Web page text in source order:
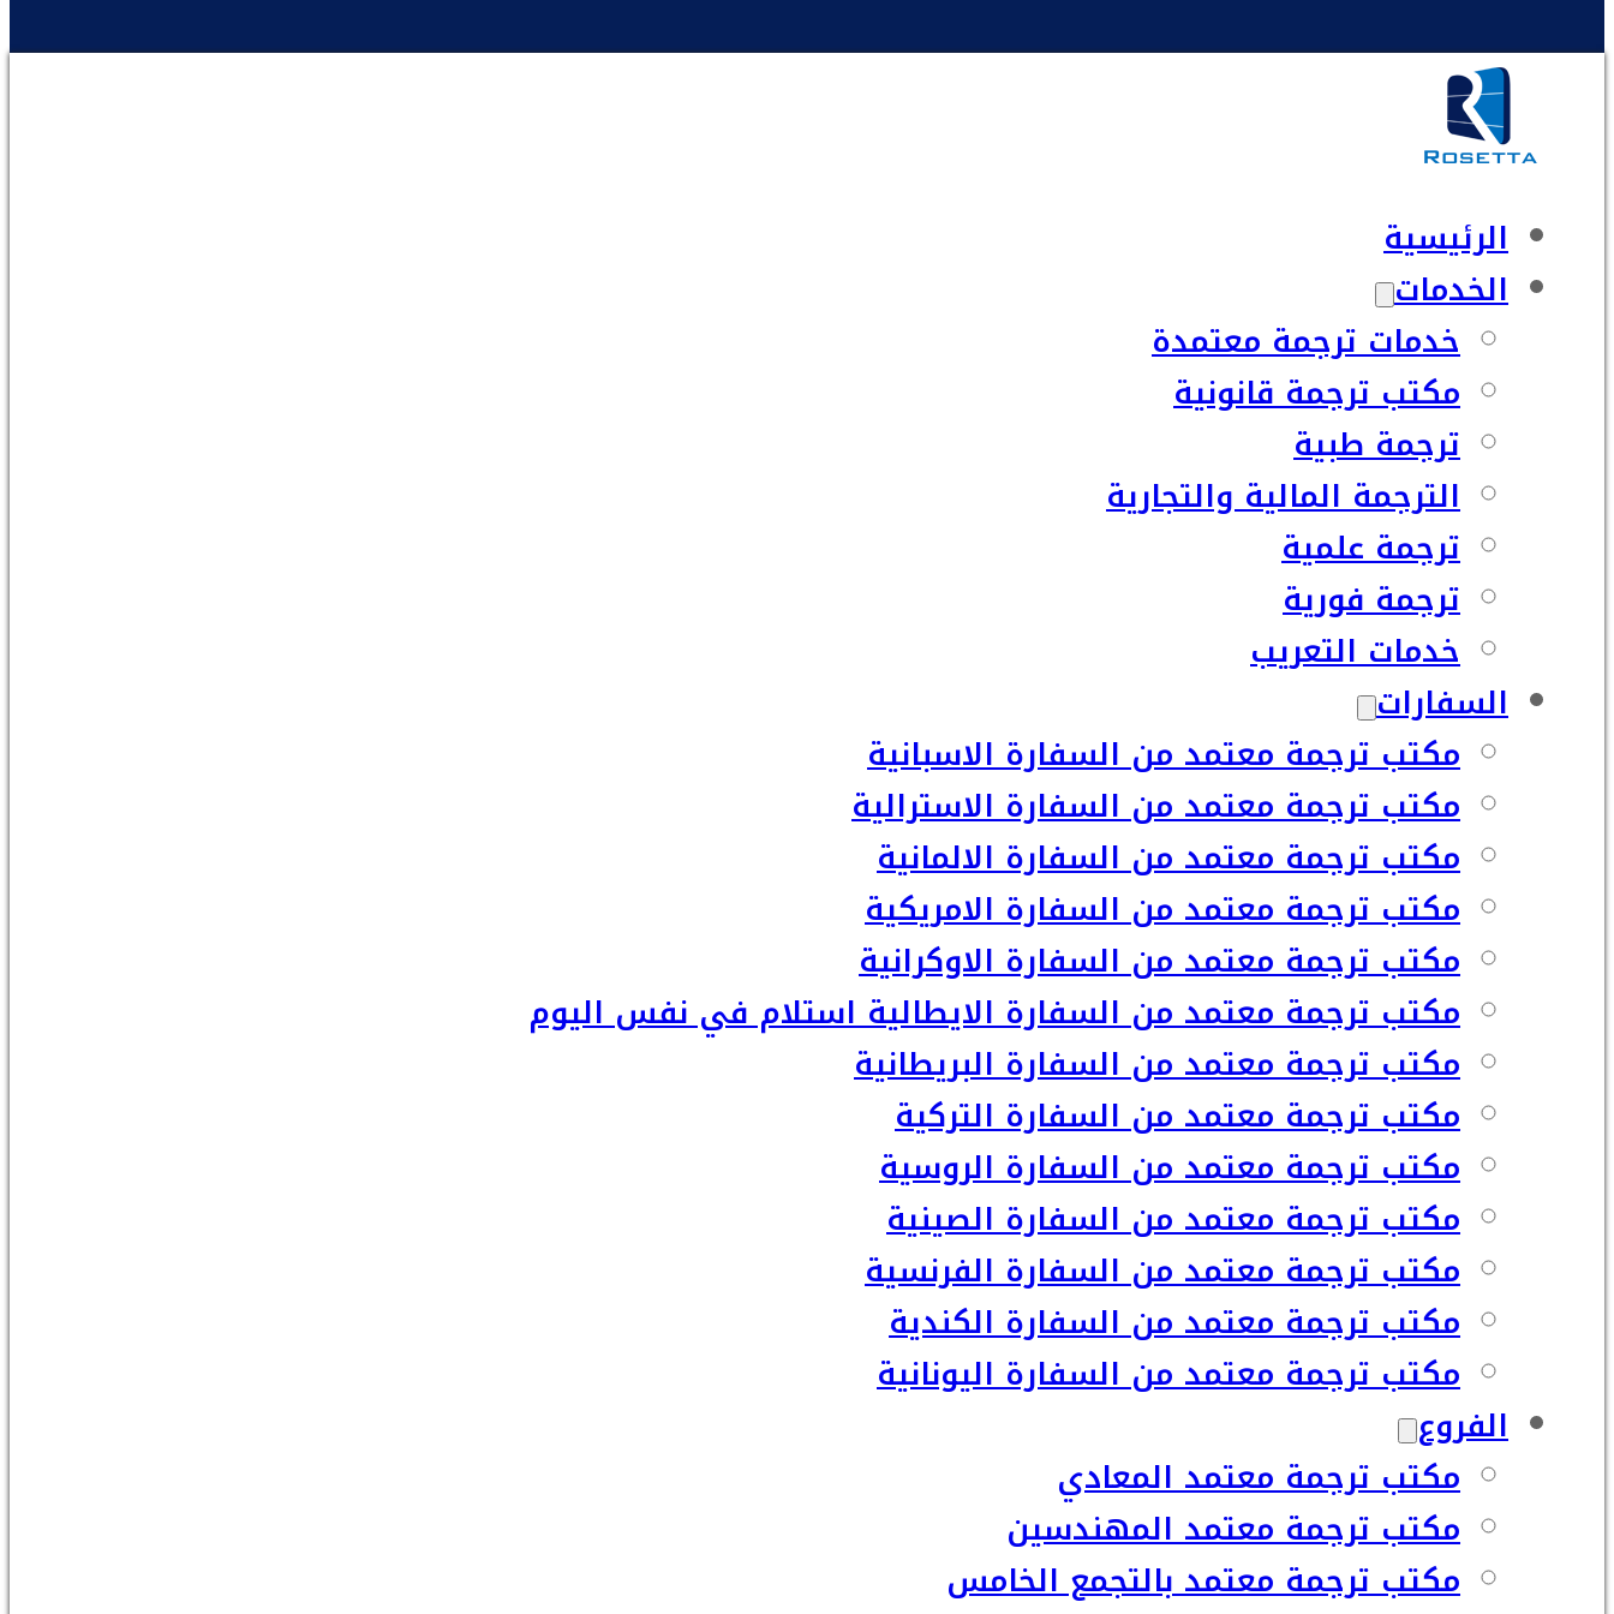
الرئيسية
الخدمات
خدمات ترجمة معتمدة
مكتب ترجمة قانونية
ترجمة طبية
الترجمة المالية والتجارية
ترجمة علمية
ترجمة فورية
خدمات التعريب
السفارات
مكتب ترجمة معتمد من السفارة الاسبانية
مكتب ترجمة معتمد من السفارة الاسترالية
مكتب ترجمة معتمد من السفارة الالمانية
مكتب ترجمة معتمد من السفارة الامريكية
مكتب ترجمة معتمد من السفارة الاوكرانية
مكتب ترجمة معتمد من السفارة الايطالية استلام في نفس اليوم
مكتب ترجمة معتمد من السفارة البريطانية
مكتب ترجمة معتمد من السفارة التركية
مكتب ترجمة معتمد من السفارة الروسية
مكتب ترجمة معتمد من السفارة الصينية
مكتب ترجمة معتمد من السفارة الفرنسية
مكتب ترجمة معتمد من السفارة الكندية
مكتب ترجمة معتمد من السفارة اليونانية
الفروع
مكتب ترجمة معتمد المعادي
مكتب ترجمة معتمد المهندسين
مكتب ترجمة معتمد بالتجمع الخامس